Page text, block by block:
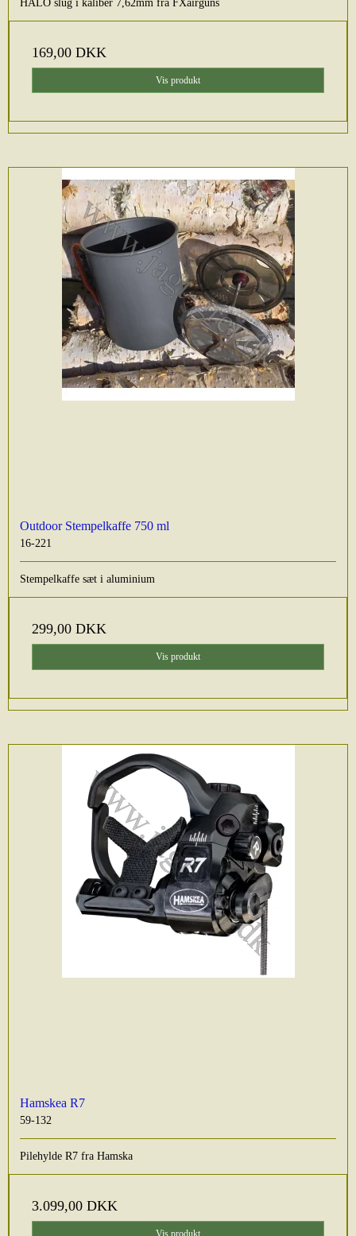
HALO slug i kaliber 7,62mm fra FXairguns
169,00 DKK
Vis produkt
Outdoor Stempelkaffe 750 ml
16-221
Stempelkaffe sæt i aluminium
299,00 DKK
Vis produkt
Hamskea R7
59-132
Pilehylde R7 fra Hamska
3.099,00 DKK
Vis produkt